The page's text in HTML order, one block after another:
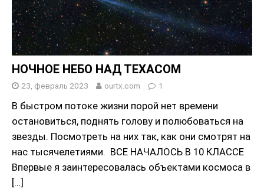
НОЧНОЕ НЕБО НАД ТЕХАСОМ
23, февраль 2023 ourtx.com 1
В быстром потоке жизни порой нет времени
остановиться, поднять голову и полюбоваться на
звезды. Посмотреть на них так, как они смотрят на
нас тысячелетиями. ВСЕ НАЧАЛОСЬ В 10 КЛАССЕ
Впервые я заинтересовалась объектами космоса в
[…]